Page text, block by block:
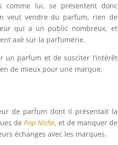
comme lui, se présentent donc
veut vendre du parfum, rien de
qui a un public nombreux, et
axé sur la parfumerie.
un parfum et de susciter l’intérêt
de mieux pour une marque.
de parfum dont il présentait la
de Pop Niche, et de manquer de
échanges avec les marques.